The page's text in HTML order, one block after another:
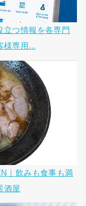
立つ情報を各専門
様専用...
｜飲みも食事も満
酒屋